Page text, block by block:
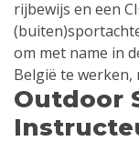
rijbewijs en een
om met name in
België te werken,
Outdoor